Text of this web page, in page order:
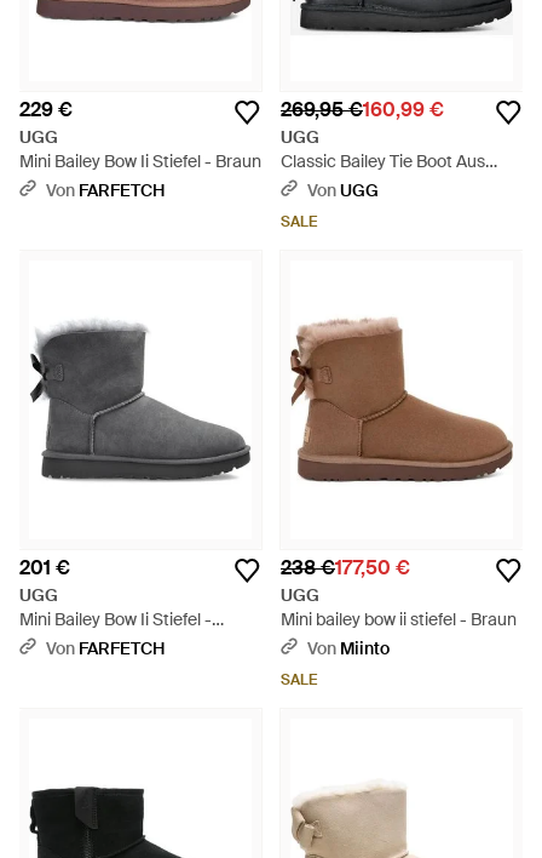
229 €
UGG
Mini Bailey Bow Ii Stiefel - Braun
Von FARFETCH
269,95 €160,99 €
UGG
Classic Bailey Tie Boot Aus
Leder Für Damen - Schwarz
VonUGG
SALE
201 €
UGG
Mini Bailey Bow Ii Stiefel -
Schwarz
Von FARFETCH
238 €177,50 €
UGG
Mini bailey bow ii stiefel - Braun
Von Miinto
SALE